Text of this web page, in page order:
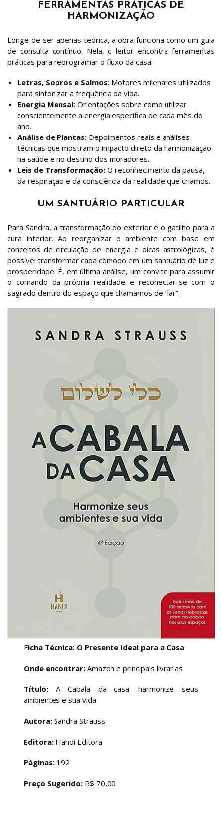
FERRAMENTAS PRÁTICAS DE
HARMONIZAÇÃO
Longe de ser apenas teórica, a obra funciona como um guia
de consulta contínuo. Nela, o leitor encontra ferramentas
práticas para reprogramar o fluxo da casa:
Letras, Sopros e Salmos: Motores milenares utilizados
para sintonizar a frequência da vida.
Energia Mensal: Orientações sobre como utilizar
conscientemente a energia específica de cada mês do
ano.
Análise de Plantas: Depoimentos reais e análises
técnicas que mostram o impacto direto da harmonização
na saúde e no destino dos moradores.
Leis de Transformação: O reconhecimento da pausa,
da respiração e da consciência da realidade que criamos.
UM SANTUÁRIO PARTICULAR
Para Sandra, a transformação do exterior é o gatilho para a
cura interior. Ao reorganizar o ambiente com base em
conceitos de circulação de energia e dicas astrológicas, é
possível transformar cada cômodo em um santuário de luz e
prosperidade. É, em última análise, um convite para assumir
o comando da própria realidade e reconectar-se com o
sagrado dentro do espaço que chamamos de “lar”.
Ficha Técnica: O Presente Ideal para a Casa
Onde encontrar: Amazon e principais livrarias
Título: A Cabala da casa: harmonize seus
ambientes e sua vida
Autora: Sandra Strauss
Editora: Hanoi Editora
Páginas: 192
Preço Sugerido: R$ 70,00